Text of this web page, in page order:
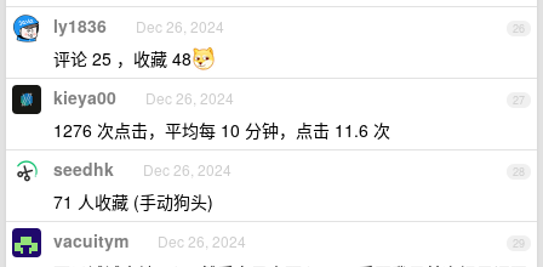
26
ly1836 Dec 26, 2024
评论 25 ，收藏 48
27
kieya00 Dec 26, 2024
1276 次点击，平均每 10 分钟，点击 11.6 次
28
seedhk Dec 26, 2024
71 人收藏 (手动狗头)
29
vacuitym Dec 26, 2024